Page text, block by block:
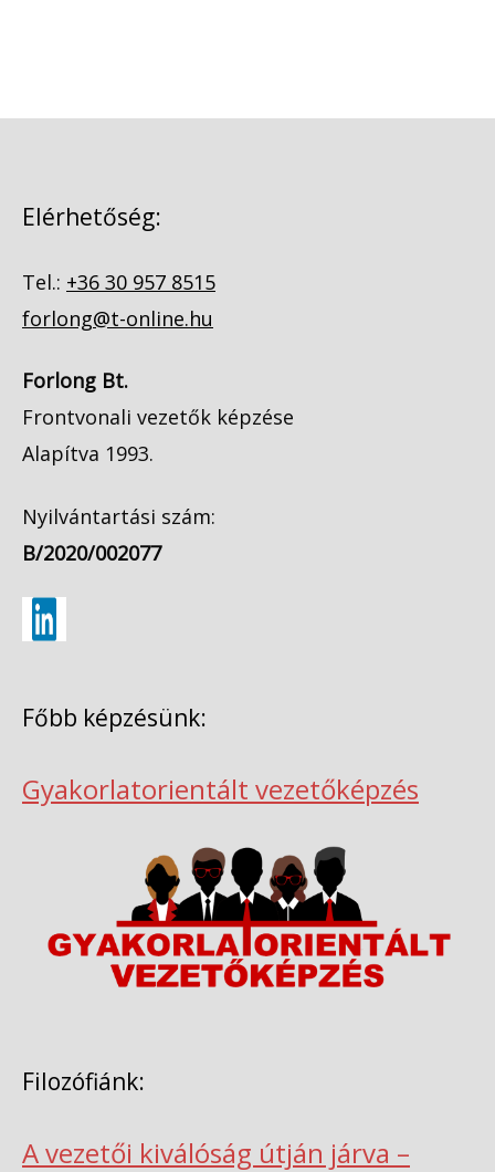
Elérhetőség:
Tel.: +36 30 957 8515
forlong@t-online.hu
Forlong Bt.
Frontvonali vezetők képzése
Alapítva 1993.
Nyilvántartási szám:
B/2020/002077
Főbb képzésünk:
Gyakorlatorientált vezetőképzés
Filozófiánk:
A vezetői kiválóság útján járva –